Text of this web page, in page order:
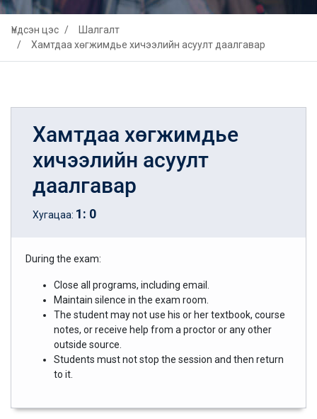
Үндсэн цэс
Шалгалт
Хамтдаа хөгжимдье хичээлийн асуулт даалгавар
Хамтдаа хөгжимдье
хичээлийн асуулт
даалгавар
Хугацаа: 1: 0
During the exam:
Close all programs, including email.
Maintain silence in the exam room.
The student may not use his or her textbook, course
notes, or receive help from a proctor or any other
outside source.
Students must not stop the session and then return
to it.